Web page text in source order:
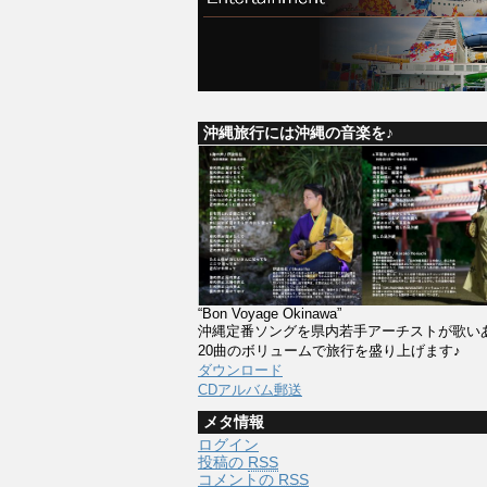
沖縄旅行には沖縄の音楽を♪
“Bon Voyage Okinawa”
沖縄定番ソングを県内若手アーチストが歌い
20曲のボリュームで旅行を盛り上げます♪
ダウンロード
CDアルバム郵送
メタ情報
ログイン
投稿の RSS
コメントの RSS